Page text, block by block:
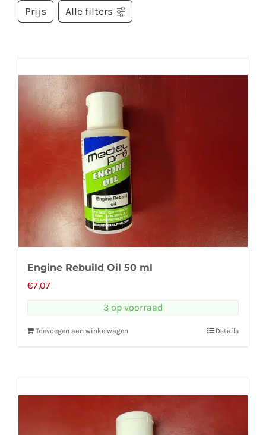
Prijs Alle filters
Engine Rebuild Oil 50 ml
€7,07
3 op voorraad
Toevoegen aan winkelwagen Details